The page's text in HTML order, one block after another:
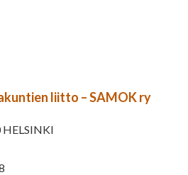
liitto – SAMOK ry
HELSINKI